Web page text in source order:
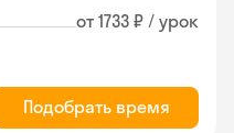
от 1733 ₽ / урок
Подобрать время